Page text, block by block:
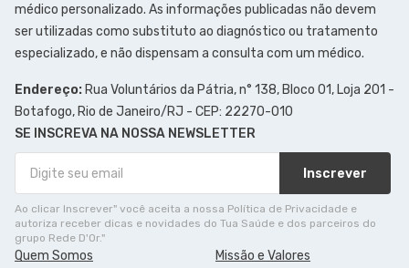
médico personalizado. As informações publicadas não devem
ser utilizadas como substituto ao diagnóstico ou tratamento
especializado, e não dispensam a consulta com um médico.
Endereço: Rua Voluntários da Pátria, n° 138, Bloco 01, Loja 201 -
Botafogo, Rio de Janeiro/RJ - CEP: 22270-010
SE INSCREVA NA NOSSA NEWSLETTER
Inscrever
Ao clicar Inscrever" você aceita a nossa Política de Privacidade e
autoriza receber dicas e novidades do Tua Saúde e dos parceiros do
grupo Rede D'Or."
Quem Somos Missão e Valores